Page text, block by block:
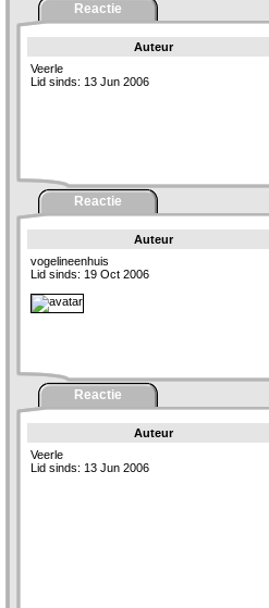
Reactie
Auteur
Veerle
Lid sinds: 13 Jun 2006
Reactie
Auteur
vogelineenhuis
Lid sinds: 19 Oct 2006
Reactie
Auteur
Veerle
Lid sinds: 13 Jun 2006